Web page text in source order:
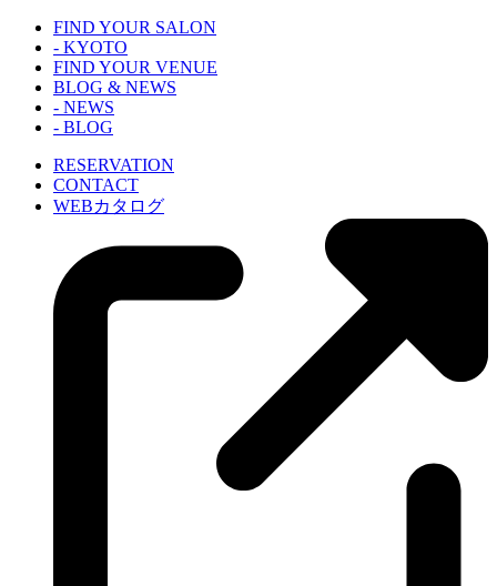
FIND YOUR SALON
- KYOTO
FIND YOUR VENUE
BLOG & NEWS
- NEWS
- BLOG
RESERVATION
CONTACT
WEBカタログ